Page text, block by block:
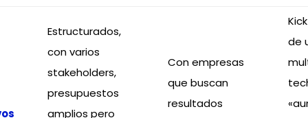
Estructurados,
con varios
stakeholders,
presupuestos
amplios pero
Con empresas
que buscan
resultados
de